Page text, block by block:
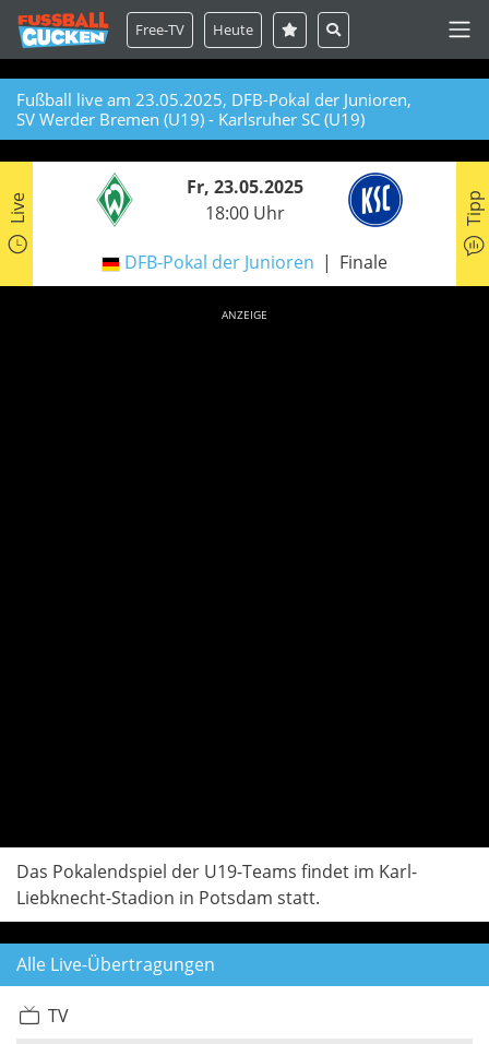
Free-TV Heute
Fußball live am 23.05.2025, DFB-Pokal der Junioren,
SV Werder Bremen (U19) - Karlsruher SC (U19)
Live
Fr, 23.05.2025
18:00 Uhr
DFB-Pokal der Junioren Finale
Tipp
Das Pokalendspiel der U19-Teams findet im Karl-
Liebknecht-Stadion in Potsdam statt.
ANZEIGE
Alle Live-Übertragungen
TV